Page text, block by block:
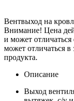
Вентвыход на
Внимание! Цена
и может
может отличаться
продукта.
Описание
Выход